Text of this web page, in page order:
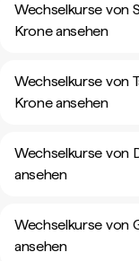
Wechselkurse von
Krone ansehen
Wechselkurse von
Krone ansehen
Wechselkurse von
ansehen
Wechselkurse von
ansehen